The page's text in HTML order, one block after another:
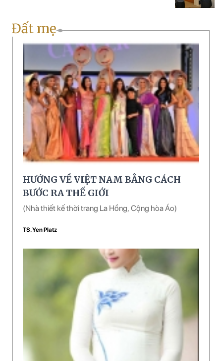
Đất mẹ
HƯỚNG VỀ VIỆT NAM BẰNG CÁCH
BƯỚC RA THẾ GIỚI
(Nhà thiết kế thời trang La Hồng, Cộng hòa Áo)
TS. Yen Platz